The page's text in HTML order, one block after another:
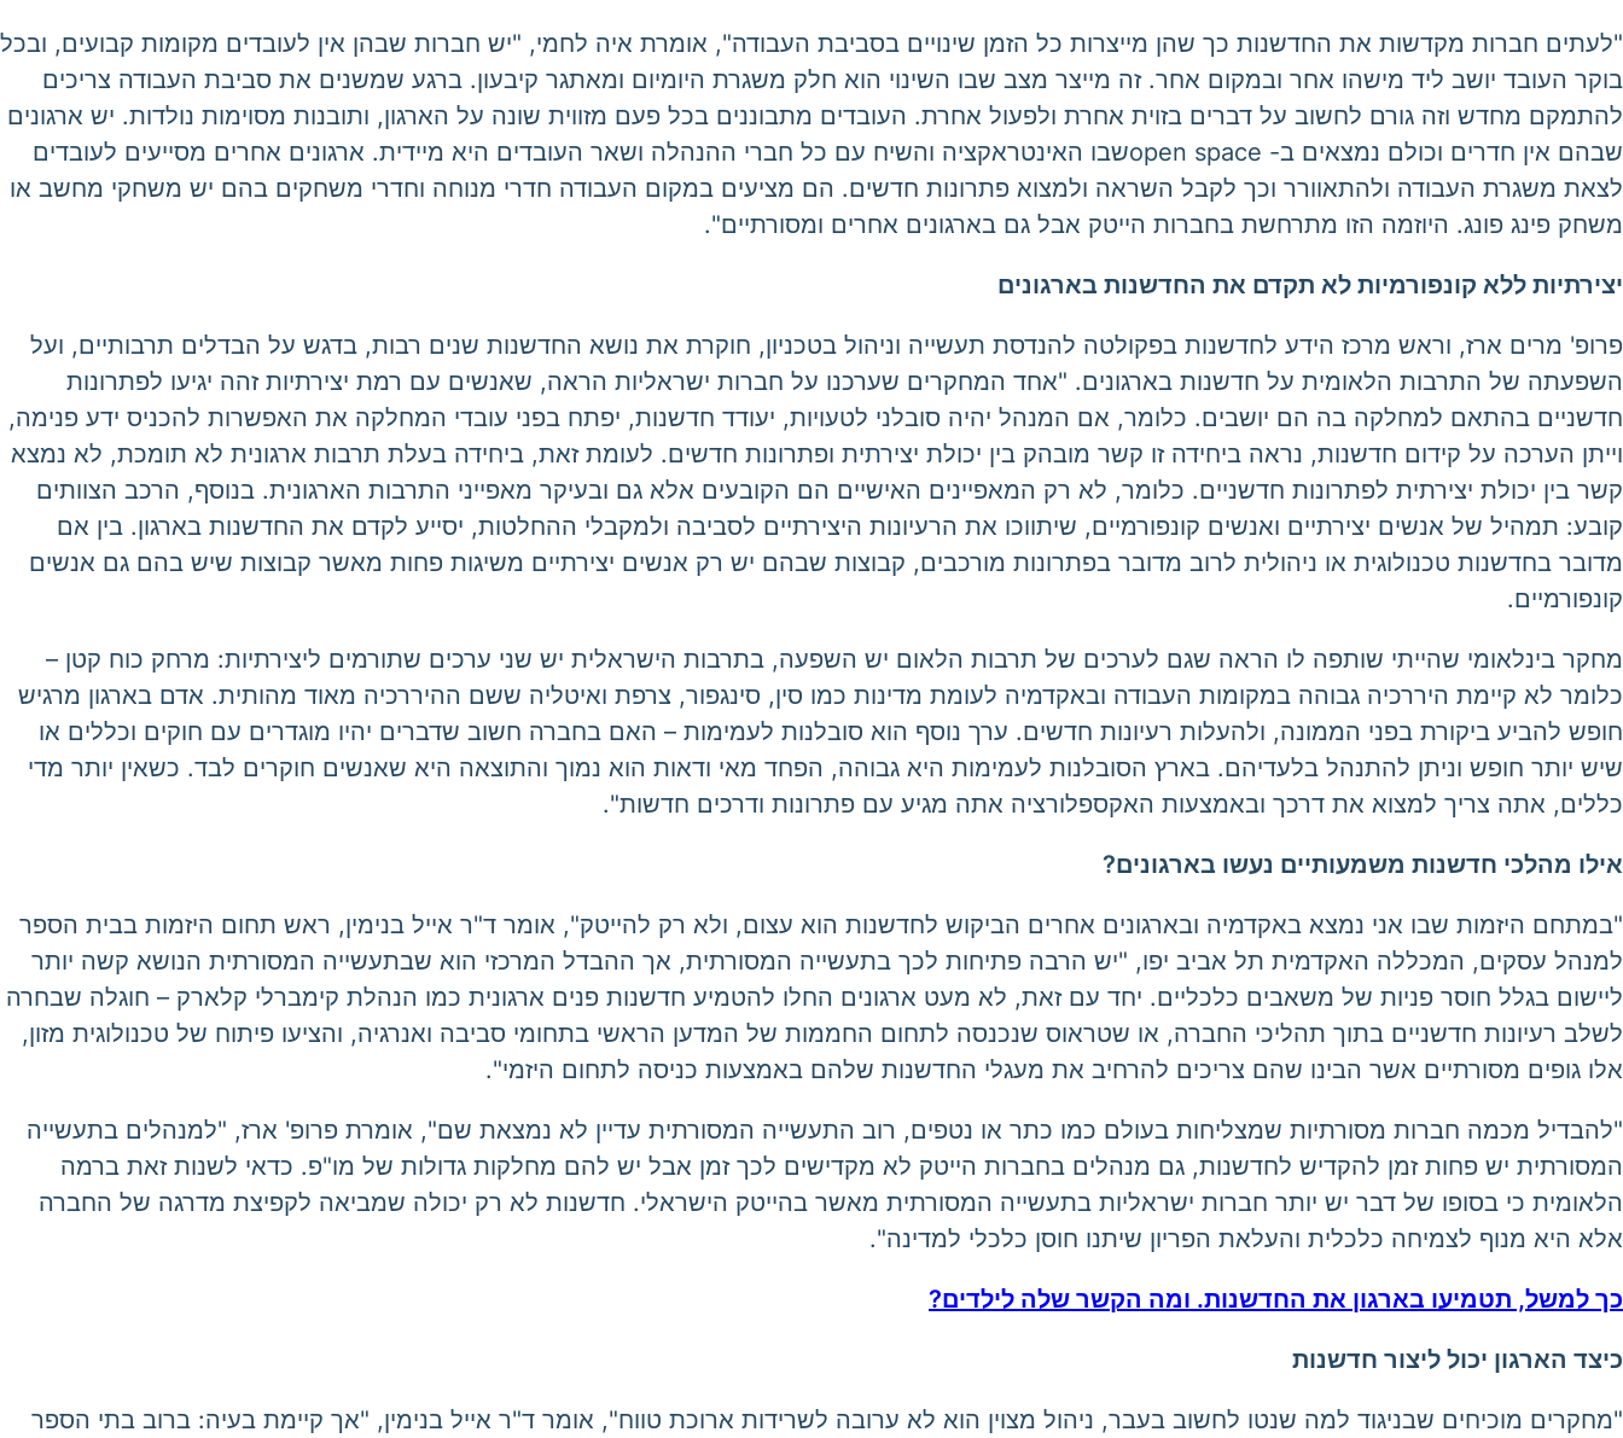
"לעתים חברות מקדשות את החדשנות כך שהן מייצרות כל הזמן שינויים בסביבת העבודה", אומרת איה לחמי, "יש חברות שבהן אין לעובדים מקומות קבועים, ובכל
בוקר העובד יושב ליד מישהו אחר ובמקום אחר. זה מייצר מצב שבו השינוי הוא חלק משגרת היומיום ומאתגר קיבעון. ברגע שמשנים את סביבת העבודה צריכים
להתמקם מחדש וזה גורם לחשוב על דברים בזוית אחרת ולפעול אחרת. העובדים מתבוננים בכל פעם מזווית שונה על הארגון, ותובנות מסוימות נולדות. יש ארגונים
שבהם אין חדרים וכולם נמצאים ב- open spaceשבו האינטראקציה והשיח עם כל חברי ההנהלה ושאר העובדים היא מיידית. ארגונים אחרים מסייעים לעובדים
לצאת משגרת העבודה ולהתאוורר וכך לקבל השראה ולמצוא פתרונות חדשים. הם מציעים במקום העבודה חדרי מנוחה וחדרי משחקים בהם יש משחקי מחשב או
משחק פינג פונג. היוזמה הזו מתרחשת בחברות הייטק אבל גם בארגונים אחרים ומסורתיים".
יצירתיות ללא קונפורמיות לא תקדם את החדשנות בארגונים
פרופ' מרים ארז, וראש מרכז הידע לחדשנות בפקולטה להנדסת תעשייה וניהול בטכניון, חוקרת את נושא החדשנות שנים רבות, בדגש על הבדלים תרבותיים, ועל
השפעתה של התרבות הלאומית על חדשנות בארגונים. "אחד המחקרים שערכנו על חברות ישראליות הראה, שאנשים עם רמת יצירתיות זהה יגיעו לפתרונות
חדשניים בהתאם למחלקה בה הם יושבים. כלומר, אם המנהל יהיה סובלני לטעויות, יעודד חדשנות, יפתח בפני עובדי המחלקה את האפשרות להכניס ידע פנימה,
וייתן הערכה על קידום חדשנות, נראה ביחידה זו קשר מובהק בין יכולת יצירתית ופתרונות חדשים. לעומת זאת, ביחידה בעלת תרבות ארגונית לא תומכת, לא נמצא
קשר בין יכולת יצירתית לפתרונות חדשניים. כלומר, לא רק המאפיינים האישיים הם הקובעים אלא גם ובעיקר מאפייני התרבות הארגונית. בנוסף, הרכב הצוותים
קובע: תמהיל של אנשים יצירתיים ואנשים קונפורמיים, שיתווכו את הרעיונות היצירתיים לסביבה ולמקבלי ההחלטות, יסייע לקדם את החדשנות בארגון. בין אם
מדובר בחדשנות טכנולוגית או ניהולית לרוב מדובר בפתרונות מורכבים, קבוצות שבהם יש רק אנשים יצירתיים משיגות פחות מאשר קבוצות שיש בהם גם אנשים
קונפורמיים.
מחקר בינלאומי שהייתי שותפה לו הראה שגם לערכים של תרבות הלאום יש השפעה, בתרבות הישראלית יש שני ערכים שתורמים ליצירתיות: מרחק כוח קטן –
כלומר לא קיימת היררכיה גבוהה במקומות העבודה ובאקדמיה לעומת מדינות כמו סין, סינגפור, צרפת ואיטליה ששם ההיררכיה מאוד מהותית. אדם בארגון מרגיש
חופש להביע ביקורת בפני הממונה, ולהעלות רעיונות חדשים. ערך נוסף הוא סובלנות לעמימות – האם בחברה חשוב שדברים יהיו מוגדרים עם חוקים וכללים או
שיש יותר חופש וניתן להתנהל בלעדיהם. בארץ הסובלנות לעמימות היא גבוהה, הפחד מאי ודאות הוא נמוך והתוצאה היא שאנשים חוקרים לבד. כשאין יותר מדי
כללים, אתה צריך למצוא את דרכך ובאמצעות האקספלורציה אתה מגיע עם פתרונות ודרכים חדשות".
אילו מהלכי חדשנות משמעותיים נעשו בארגונים?
"במתחם היזמות שבו אני נמצא באקדמיה ובארגונים אחרים הביקוש לחדשנות הוא עצום, ולא רק להייטק", אומר ד"ר אייל בנימין, ראש תחום היזמות בבית הספר
למנהל עסקים, המכללה האקדמית תל אביב יפו, "יש הרבה פתיחות לכך בתעשייה המסורתית, אך ההבדל המרכזי הוא שבתעשייה המסורתית הנושא קשה יותר
ליישום בגלל חוסר פניות של משאבים כלכליים. יחד עם זאת, לא מעט ארגונים החלו להטמיע חדשנות פנים ארגונית כמו הנהלת קימברלי קלארק – חוגלה שבחרה
לשלב רעיונות חדשניים בתוך תהליכי החברה, או שטראוס שנכנסה לתחום החממות של המדען הראשי בתחומי סביבה ואנרגיה, והציעו פיתוח של טכנולוגית מזון,
אלו גופים מסורתיים אשר הבינו שהם צריכים להרחיב את מעגלי החדשנות שלהם באמצעות כניסה לתחום היזמי".
"להבדיל מכמה חברות מסורתיות שמצליחות בעולם כמו כתר או נטפים, רוב התעשייה המסורתית עדיין לא נמצאת שם", אומרת פרופ' ארז, "למנהלים בתעשייה
המסורתית יש פחות זמן להקדיש לחדשנות, גם מנהלים בחברות הייטק לא מקדישים לכך זמן אבל יש להם מחלקות גדולות של מו"פ. כדאי לשנות זאת ברמה
הלאומית כי בסופו של דבר יש יותר חברות ישראליות בתעשייה המסורתית מאשר בהייטק הישראלי. חדשנות לא רק יכולה שמביאה לקפיצת מדרגה של החברה
אלא היא מנוף לצמיחה כלכלית והעלאת הפריון שיתנו חוסן כלכלי למדינה".
כך למשל, תטמיעו בארגון את החדשנות. ומה הקשר שלה לילדים?
כיצד הארגון יכול ליצור חדשנות
"מחקרים מוכיחים שבניגוד למה שנטו לחשוב בעבר, ניהול מצוין הוא לא ערובה לשרידות ארוכת טווח", אומר ד"ר אייל בנימין, "אך קיימת בעיה: ברוב בתי הספר